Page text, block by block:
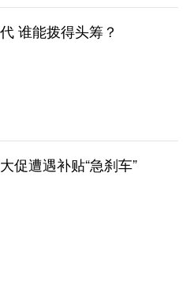
谁能拨得头筹？
促遭遇补贴“急刹车”